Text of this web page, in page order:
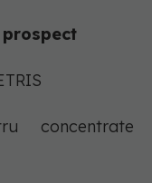
prospect
concentrate